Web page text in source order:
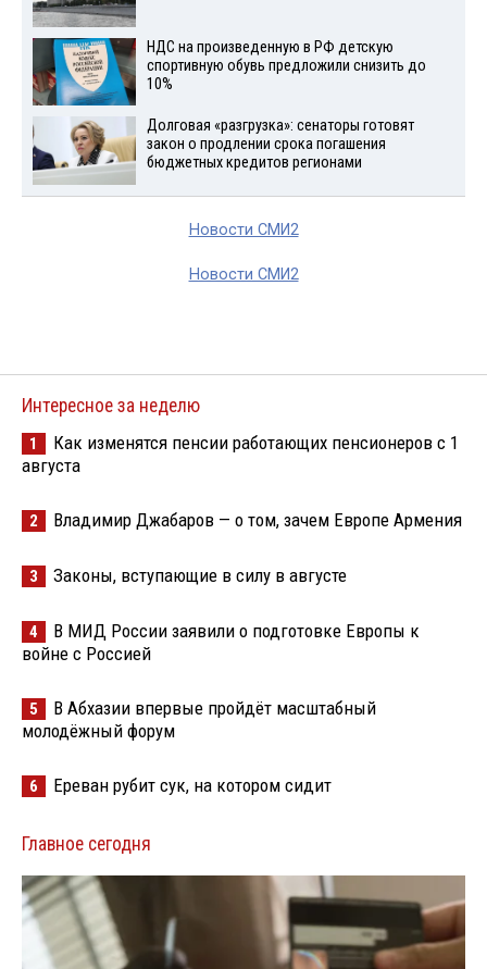
НДС на произведенную в РФ детскую
спортивную обувь предложили снизить до
10%
Долговая «разгрузка»: сенаторы готовят
закон о продлении срока погашения
бюджетных кредитов регионами
Новости СМИ2
Новости СМИ2
Интересное за неделю
1
Как изменятся пенсии работающих пенсионеров с 1
августа
2 Владимир Джабаров — о том, зачем Европе Армения
3 Законы, вступающие в силу в августе
4
В МИД России заявили о подготовке Европы к
войне с Россией
5
В Абхазии впервые пройдёт масштабный
молодёжный форум
6 Ереван рубит сук, на котором сидит
Главное сегодня